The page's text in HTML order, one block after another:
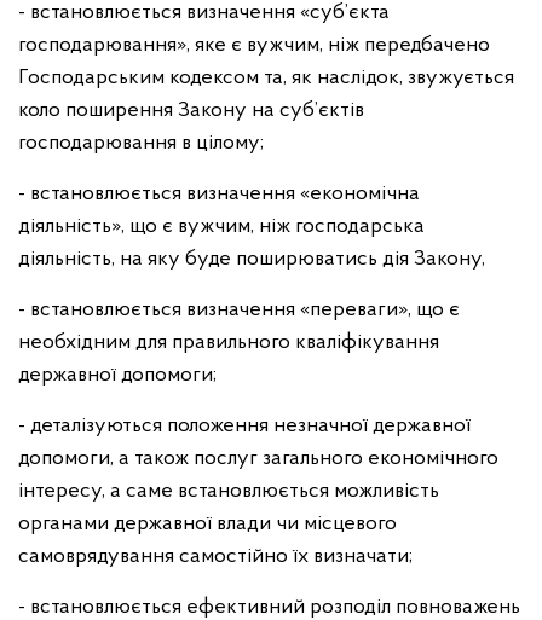
- встановлюється визначення «суб’єкта
господарювання», яке є вужчим, ніж передбачено
Господарським кодексом та, як наслідок, звужується
коло поширення Закону на суб’єктів
господарювання в цілому;
- встановлюється визначення «економічна
діяльність», що є вужчим, ніж господарська
діяльність, на яку буде поширюватись дія Закону,
- встановлюється визначення «переваги», що є
необхідним для правильного кваліфікування
державної допомоги;
- деталізуються положення незначної державної
допомоги, а також послуг загального економічного
інтересу, а саме встановлюється можливість
органами державної влади чи місцевого
самоврядування самостійно їх визначати;
- встановлюється ефективний розподіл повноважень